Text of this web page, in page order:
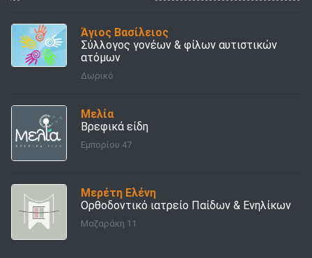
Άγιος Βασίλειος
Σύλλογος γονέων & φίλων αυτιστικών
ατόμων
Δωρικό
Μελία
Βρεφικά είδη
Εμπορίου 47
Μερέτη Ελένη
Ορθοδοντικό ιατρείο Παίδων & Ενηλίκων
Μαζαράκη 11